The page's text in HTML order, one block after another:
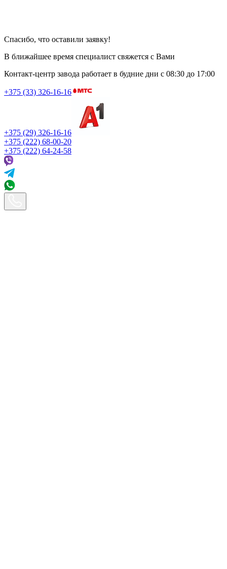
Спасибо, что оставили заявку!
В ближайшее время специалист свяжется с Вами
Контакт-центр завода работает в будние дни с 08:30 до 17:00
+375 (33) 326-16-16
+375 (29) 326-16-16
+375 (222) 68-00-20
+375 (222) 64-24-58